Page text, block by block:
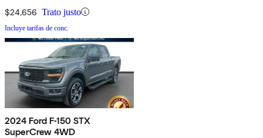
$24,656 Trato justo
Incluye tarifas de conc.
2024 Ford F-150 STX
SuperCrew 4WD